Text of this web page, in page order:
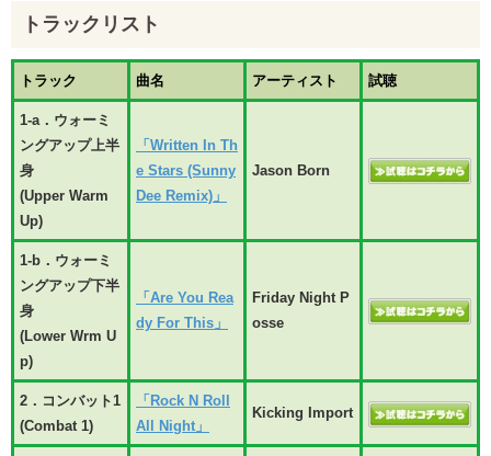
トラックリスト
トラック 曲名 アーティスト 試聴
1-a．ウォーミ
ングアップ上半
身
(Upper Warm
Up)
「Written In Th
e Stars (Sunny
Dee Remix)」
Jason Born
1-b．ウォーミ
ングアップ下半
身
(Lower Wrm U
p)
「Are You Rea
dy For This」
Friday Night P
osse
2．コンバット1
(Combat 1)
「Rock N Roll
All Night」
Kicking Import